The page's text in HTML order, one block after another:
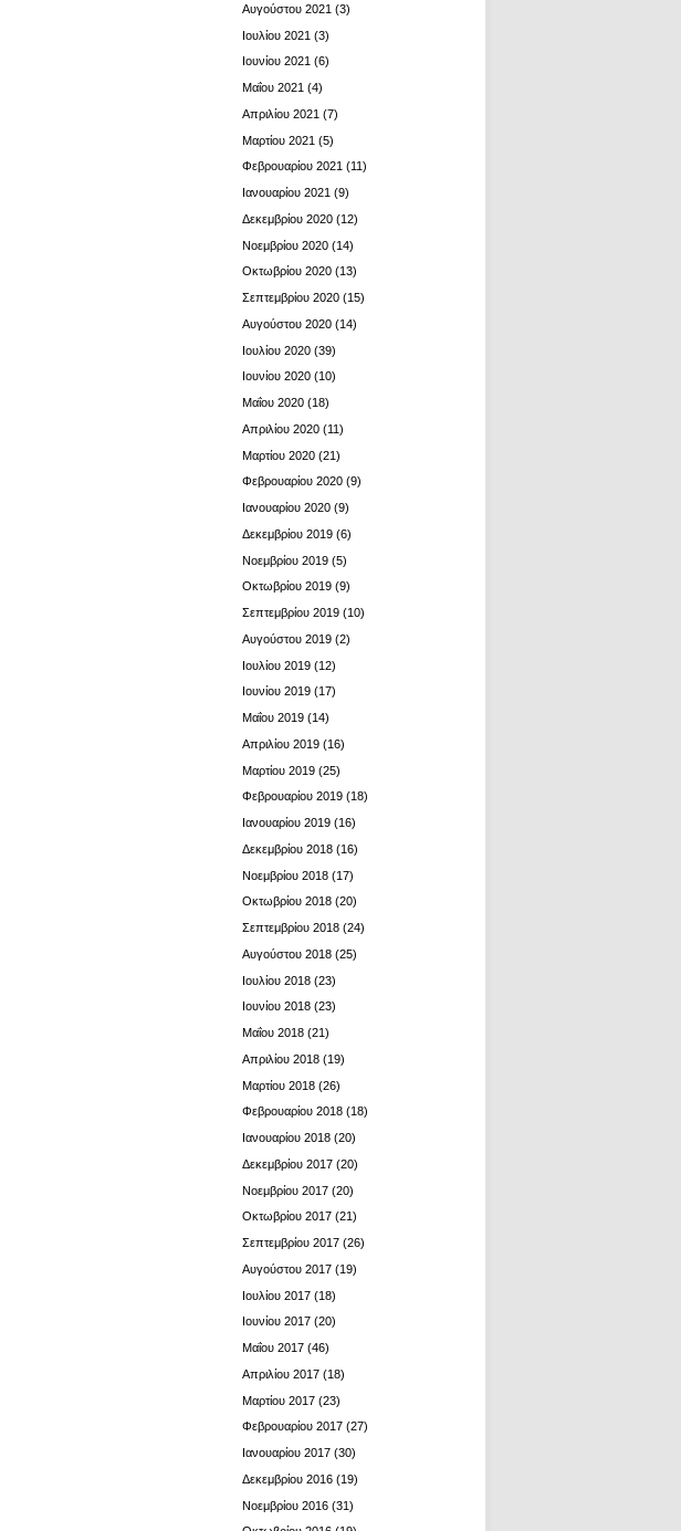
Αυγούστου 2021 (3)
Ιουλίου 2021 (3)
Ιουνίου 2021 (6)
Μαΐου 2021 (4)
Απριλίου 2021 (7)
Μαρτίου 2021 (5)
Φεβρουαρίου 2021 (11)
Ιανουαρίου 2021 (9)
Δεκεμβρίου 2020 (12)
Νοεμβρίου 2020 (14)
Οκτωβρίου 2020 (13)
Σεπτεμβρίου 2020 (15)
Αυγούστου 2020 (14)
Ιουλίου 2020 (39)
Ιουνίου 2020 (10)
Μαΐου 2020 (18)
Απριλίου 2020 (11)
Μαρτίου 2020 (21)
Φεβρουαρίου 2020 (9)
Ιανουαρίου 2020 (9)
Δεκεμβρίου 2019 (6)
Νοεμβρίου 2019 (5)
Οκτωβρίου 2019 (9)
Σεπτεμβρίου 2019 (10)
Αυγούστου 2019 (2)
Ιουλίου 2019 (12)
Ιουνίου 2019 (17)
Μαΐου 2019 (14)
Απριλίου 2019 (16)
Μαρτίου 2019 (25)
Φεβρουαρίου 2019 (18)
Ιανουαρίου 2019 (16)
Δεκεμβρίου 2018 (16)
Νοεμβρίου 2018 (17)
Οκτωβρίου 2018 (20)
Σεπτεμβρίου 2018 (24)
Αυγούστου 2018 (25)
Ιουλίου 2018 (23)
Ιουνίου 2018 (23)
Μαΐου 2018 (21)
Απριλίου 2018 (19)
Μαρτίου 2018 (26)
Φεβρουαρίου 2018 (18)
Ιανουαρίου 2018 (20)
Δεκεμβρίου 2017 (20)
Νοεμβρίου 2017 (20)
Οκτωβρίου 2017 (21)
Σεπτεμβρίου 2017 (26)
Αυγούστου 2017 (19)
Ιουλίου 2017 (18)
Ιουνίου 2017 (20)
Μαΐου 2017 (46)
Απριλίου 2017 (18)
Μαρτίου 2017 (23)
Φεβρουαρίου 2017 (27)
Ιανουαρίου 2017 (30)
Δεκεμβρίου 2016 (19)
Νοεμβρίου 2016 (31)